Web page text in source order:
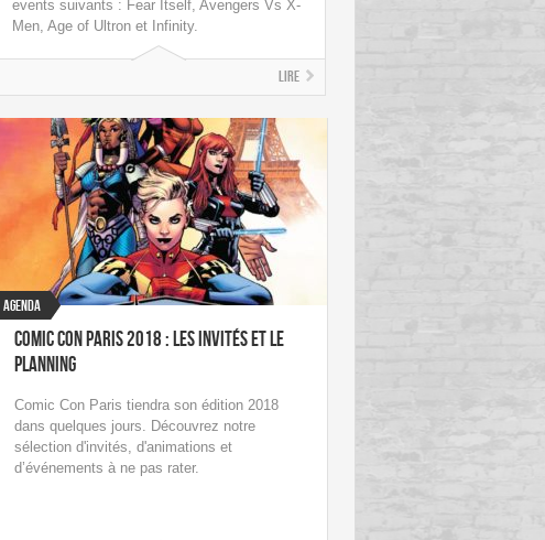
events suivants : Fear Itself, Avengers Vs X-
Men, Age of Ultron et Infinity.
Lire
Agenda
Comic Con Paris 2018 : les invités et le
planning
Comic Con Paris tiendra son édition 2018
dans quelques jours. Découvrez notre
sélection d'invités, d'animations et
d’événements à ne pas rater.